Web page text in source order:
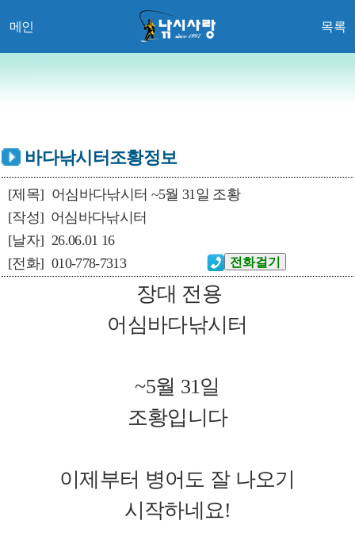
메인 목록
바다낚시터조황정보
[제목] 어심바다낚시터 ~5월 31일 조황
[작성] 어심바다낚시터
[날자] 26.06.01 16
[전화] 010-778-7313
장대 전용
어심바다낚시터
~5월 31일
조황입니다
이제부터 병어도 잘 나오기
시작하네요!